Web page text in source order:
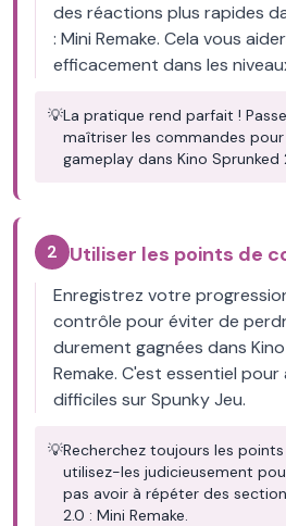
des réactions plus rapides
: Mini Remake. Cela vous
efficacement dans les
💡La pratique rend parfait !
maîtriser les commandes
gameplay dans Kino Sprunked
2 Utiliser les points de
Enregistrez votre
contrôle pour éviter de
durement gagnées dans
Remake. C'est essentiel
difficiles sur Spunky Jeu.
💡Recherchez toujours les
utilisez-les judicieusement
pas avoir à répéter des
2.0 : Mini Remake.